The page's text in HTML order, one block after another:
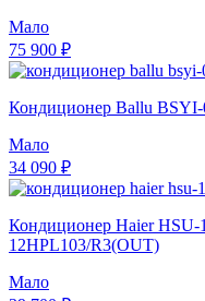
Мало
75 900 ₽
Кондиционер Ballu
Мало
34 090 ₽
Кондиционер Haier
12HPL103/R3(OUT)
Мало